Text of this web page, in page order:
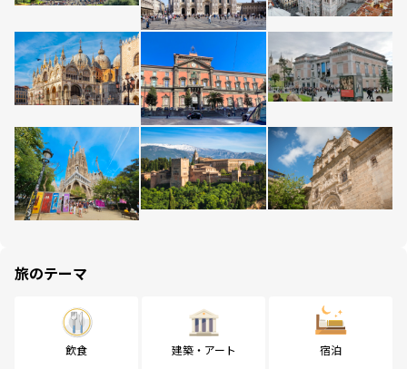
旅のテーマ
飲食 建築・アート 宿泊